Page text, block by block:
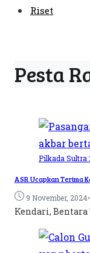
Riset
Pesta
Pilkada Sultra
ASR Ucapkan Terima
9 November, 2024•
Kendari, Bentara